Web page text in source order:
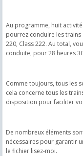
Au programme, huit
pourrez conduire les trains
220, Class 222. Au total,
conduite, pour 28 heures
Comme toujours, tous les
cela concerne tous les
disposition pour faciliter
De nombreux éléments
nécessaires pour garantir
le fichier lisez-moi.